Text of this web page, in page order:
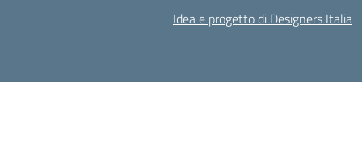
Idea e progetto di Designers Italia